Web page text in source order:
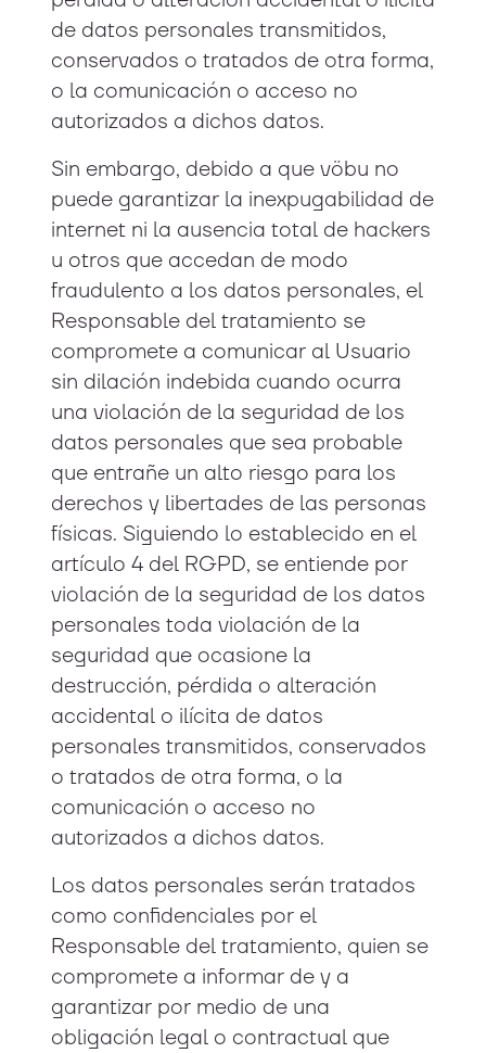
de datos personales transmitidos,
conservados o tratados de otra forma,
o la comunicación o acceso no
autorizados a dichos datos.
Sin embargo, debido a que vöbu no
puede garantizar la inexpugabilidad de
internet ni la ausencia total de hackers
u otros que accedan de modo
fraudulento a los datos personales, el
Responsable del tratamiento se
compromete a comunicar al Usuario
sin dilación indebida cuando ocurra
una violación de la seguridad de los
datos personales que sea probable
que entrañe un alto riesgo para los
derechos y libertades de las personas
físicas. Siguiendo lo establecido en el
artículo 4 del RGPD, se entiende por
violación de la seguridad de los datos
personales toda violación de la
seguridad que ocasione la
destrucción, pérdida o alteración
accidental o ilícita de datos
personales transmitidos, conservados
o tratados de otra forma, o la
comunicación o acceso no
autorizados a dichos datos.
Los datos personales serán tratados
como confidenciales por el
Responsable del tratamiento, quien se
compromete a informar de y a
garantizar por medio de una
obligación legal o contractual que